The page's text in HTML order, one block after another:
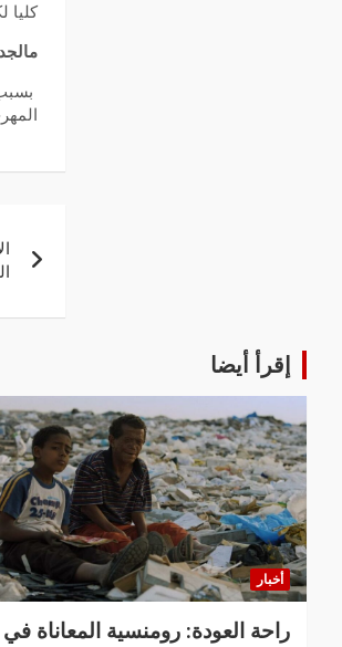
كليا
إقرأ أيضا
أخبار
راحة العودة: رومنسية المعاناة في